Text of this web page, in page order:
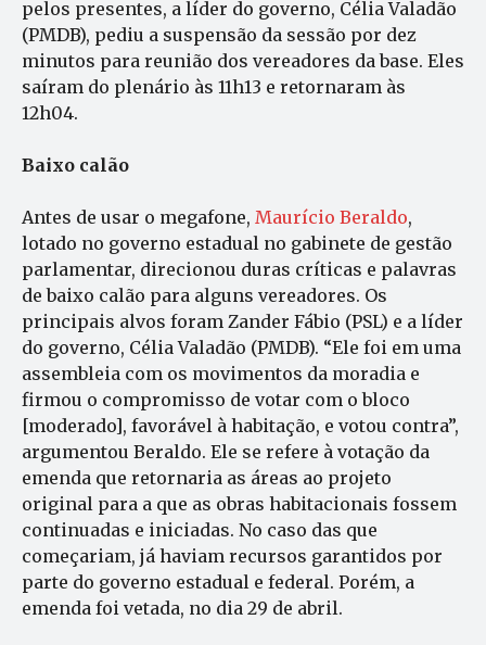
pelos presentes, a líder do governo, Célia Valadão
(PMDB), pediu a suspensão da sessão por dez
minutos para reunião dos vereadores da base. Eles
saíram do plenário às 11h13 e retornaram às
12h04.
Baixo calão
Antes de usar o megafone, Maurício Beraldo,
lotado no governo estadual no gabinete de gestão
parlamentar, direcionou duras críticas e palavras
de baixo calão para alguns vereadores. Os
principais alvos foram Zander Fábio (PSL) e a líder
do governo, Célia Valadão (PMDB). “Ele foi em uma
assembleia com os movimentos da moradia e
firmou o compromisso de votar com o bloco
[moderado], favorável à habitação, e votou contra”,
argumentou Beraldo. Ele se refere à votação da
emenda que retornaria as áreas ao projeto
original para a que as obras habitacionais fossem
continuadas e iniciadas. No caso das que
começariam, já haviam recursos garantidos por
parte do governo estadual e federal. Porém, a
emenda foi vetada, no dia 29 de abril.